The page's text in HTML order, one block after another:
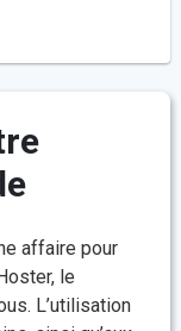
affaire pour
le
L’utilisation